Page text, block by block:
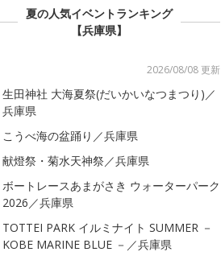
夏の人気イベントランキング
【兵庫県】
2026/08/08 更新
生田神社 大海夏祭(だいかいなつまつり)／
兵庫県
こうべ海の盆踊り／兵庫県
献燈祭・菊水天神祭／兵庫県
ボートレースあまがさき ウォーターパーク
2026／兵庫県
TOTTEI PARK イルミナイト SUMMER －
KOBE MARINE BLUE －／兵庫県